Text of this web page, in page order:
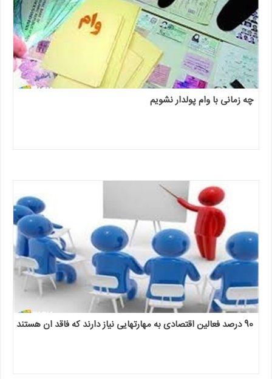
چه زمانی با وام پولدار نشویم
90 درصد فعالین اقتصادی به مهارتهایی نیاز دارند که فاقد ان هستند